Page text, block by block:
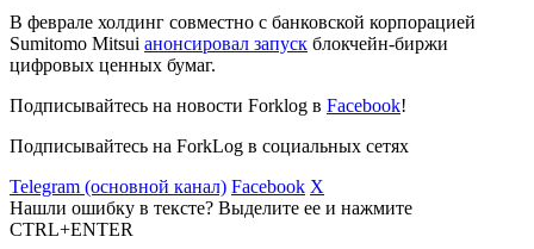
В феврале холдинг совместно с банковской корпорацией
Sumitomo Mitsui анонсировал запуск блокчейн-биржи
цифровых ценных бумаг.
Подписывайтесь на новости Forklog в Facebook!
Подписывайтесь на ForkLog в социальных сетях
Telegram (основной канал) Facebook X
Нашли ошибку в тексте? Выделите ее и нажмите
CTRL+ENTER